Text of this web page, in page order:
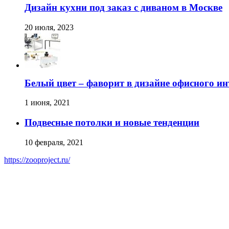
Дизайн кухни под заказ с диваном в Москве
20 июля, 2023
Белый цвет – фаворит в дизайне офисного
1 июня, 2021
Подвесные потолки и новые тенденции
10 февраля, 2021
https://zooproject.ru/